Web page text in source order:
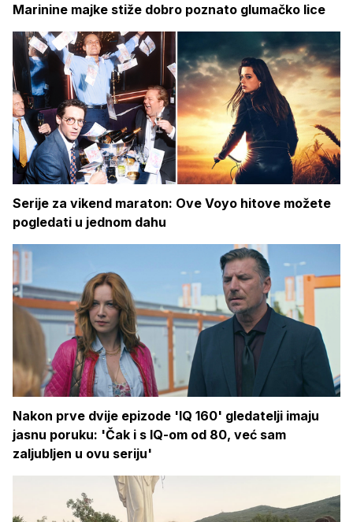
Marinine majke stiže dobro poznato glumačko lice
Serije za vikend maraton: Ove Voyo hitove možete
pogledati u jednom dahu
Nakon prve dvije epizode 'IQ 160' gledatelji imaju
jasnu poruku: 'Čak i s IQ-om od 80, već sam
zaljubljen u ovu seriju'